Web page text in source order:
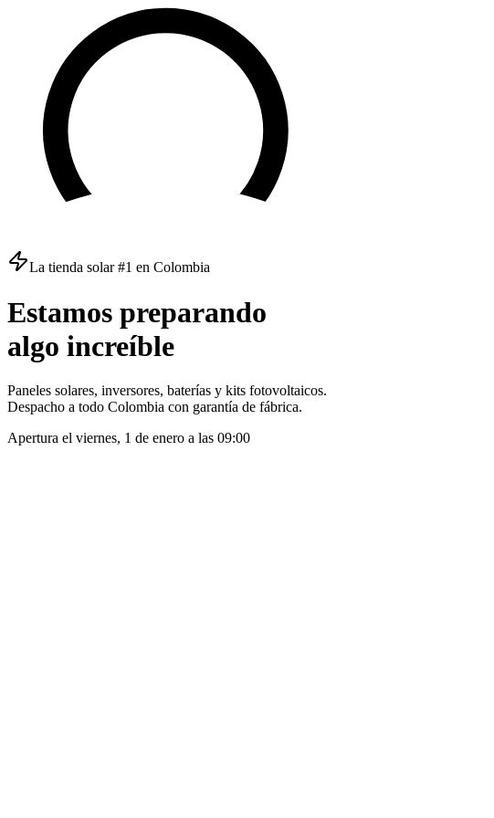
La tienda solar #1 en Colombia
Estamos preparando
algo increíble
Paneles solares, inversores, baterías y kits fotovoltaicos.
Despacho a todo Colombia con garantía de fábrica.
Apertura el viernes, 1 de enero a las 09:00